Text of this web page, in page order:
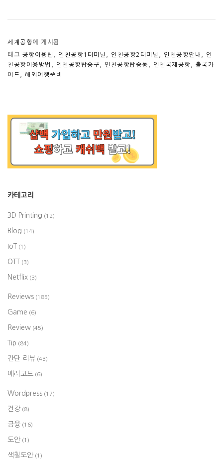
세계공항에 게시됨
태그 공항이용팁 인천공항1터미널 인천공항2터미널 인천공항안내
인
천공항이용방법
인천공항탑승구 인천공항탑승동 인천국제공항
출국가
이드
해외여행준비
카테고리
3D Printing (12)
Blog (14)
IoT (1)
OTT (3)
Netflix (3)
Reviews (185)
Game (6)
Review (45)
Tip (84)
간단 리뷰 (43)
에러코드 (6)
Wordpress (17)
건강 (8)
금융 (16)
도안 (1)
색칠도안 (1)